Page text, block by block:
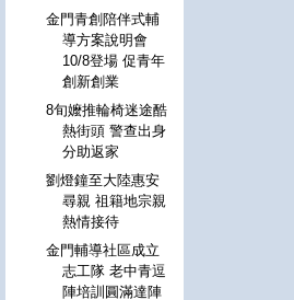
金門青創陪伴式輔
導方案說明會
10/8登場 促青年
創新創業
8旬嬤推輪椅迷途酷
熱街頭 警查出身
分助返家
劉燈鐘至大陸惠安
尋親 祖籍地宗親
熱情接待
金門輔導社區成立
志工隊 老中青逗
陣培訓圓滿達陣